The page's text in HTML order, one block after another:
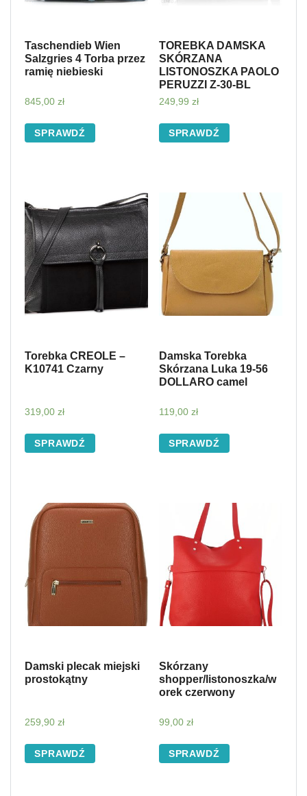
Taschendieb Wien
Salzgries 4 Torba przez
ramię niebieski
845,00 zł
SPRAWDŹ
TOREBKA DAMSKA
SKÓRZANA
LISTONOSZKA PAOLO
PERUZZI Z-30-BL
249,99 zł
SPRAWDŹ
Torebka CREOLE –
K10741 Czarny
319,00 zł
SPRAWDŹ
Damska Torebka
Skórzana Luka 19-56
DOLLARO camel
119,00 zł
SPRAWDŹ
Damski plecak miejski
prostokątny
259,90 zł
SPRAWDŹ
Skórzany
shopper/listonoszka/w
orek czerwony
99,00 zł
SPRAWDŹ